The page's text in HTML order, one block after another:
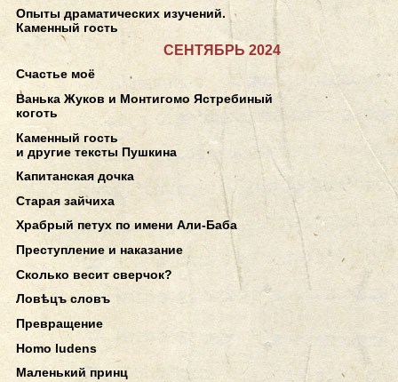
Опыты драматических изучений.
Каменный гость
СЕНТЯБРЬ 2024
Счастье моё
Ванька Жуков и Монтигомо Ястребиный
коготь
Каменный гость
и другие тексты Пушкина
Капитанская дочка
Старая зайчиха
Храбрый петух по имени Али-Баба
Преступление и наказание
Сколько весит сверчок?
Ловѣцъ словъ
Превращение
Homo ludens
Маленький принц